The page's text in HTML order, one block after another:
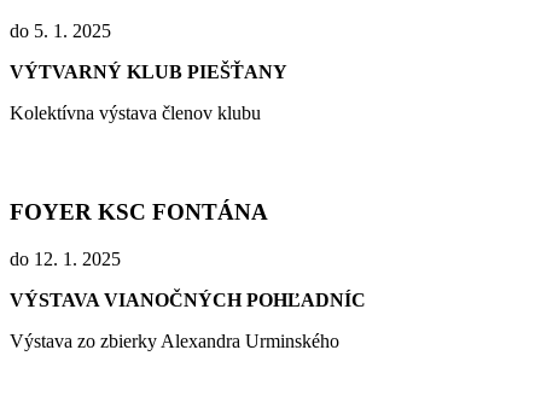
do 5. 1. 2025
VÝTVARNÝ KLUB PIEŠŤANY
Kolektívna výstava členov klubu
FOYER KSC FONTÁNA
do 12. 1. 2025
VÝSTAVA VIANOČNÝCH POHĽADNÍC
Výstava zo zbierky Alexandra Urminského